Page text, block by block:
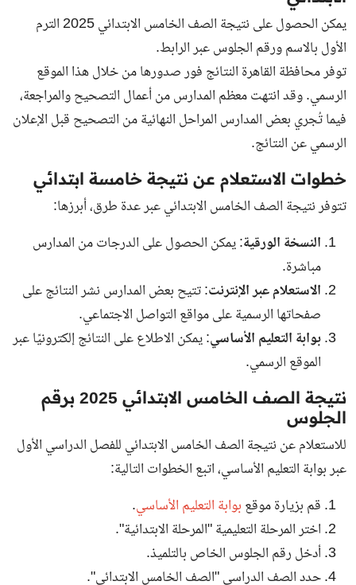
يمكن الحصول على نتيجة الصف الخامس الابتدائي 2025 الترم
الأول بالاسم ورقم الجلوس عبر الرابط.
توفر محافظة القاهرة النتائج فور صدورها من خلال هذا الموقع
الرسمي. وقد انتهت معظم المدارس من أعمال التصحيح والمراجعة،
فيما تُجري بعض المدارس المراحل النهائية من التصحيح قبل الإعلان
الرسمي عن النتائج.
خطوات الاستعلام عن نتيجة خامسة ابتدائي
تتوفر نتيجة الصف الخامس الابتدائي عبر عدة طرق، أبرزها:
النسخة الورقية: يمكن الحصول على الدرجات من المدارس
مباشرة.
الاستعلام عبر الإنترنت: تتيح بعض المدارس نشر النتائج على
صفحاتها الرسمية على مواقع التواصل الاجتماعي.
بوابة التعليم الأساسي: يمكن الاطلاع على النتائج إلكترونيًا عبر
الموقع الرسمي.
نتيجة الصف الخامس الابتدائي 2025 برقم
الجلوس
للاستعلام عن نتيجة الصف الخامس الابتدائي للفصل الدراسي الأول
عبر بوابة التعليم الأساسي، اتبع الخطوات التالية:
قم بزيارة موقع بوابة التعليم الأساسي.
اختر المرحلة التعليمية "المرحلة الابتدائية".
أدخل رقم الجلوس الخاص بالتلميذ.
حدد الصف الدراسي "الصف الخامس الابتدائي".